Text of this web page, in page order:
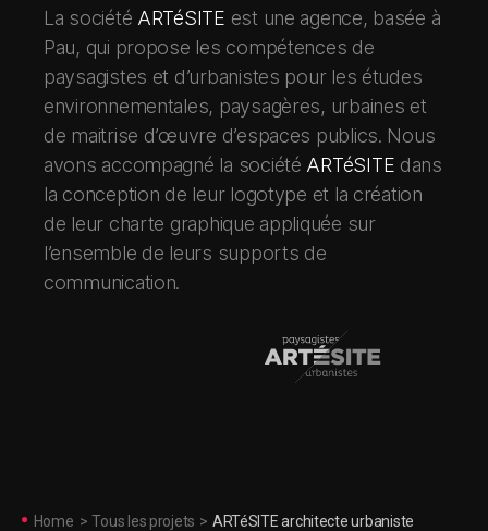
La société ARTéSITE est une agence, basée à
Pau, qui propose les compétences de
paysagistes et d’urbanistes pour les études
environnementales, paysagères, urbaines et
de maitrise d’œuvre d’espaces publics. Nous
avons accompagné la société ARTéSITE dans
la conception de leur logotype et la création
de leur charte graphique appliquée sur
l’ensemble de leurs supports de
communication.
Home > Tous les projets > ARTéSITE architecte urbaniste